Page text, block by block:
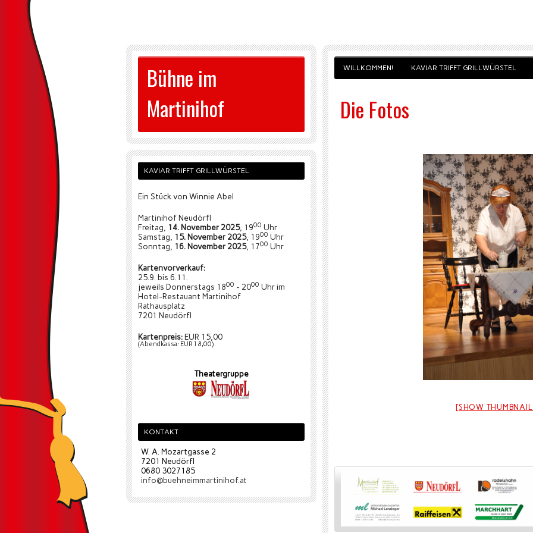
WILLKOMMEN! KAVIAR TRIFFT GRILLWÜRSTEL
Die Fotos
[SHOW
Bühne im
Martinihof
KAVIAR TRIFFT GRILLWÜRSTEL
Ein Stück von Winnie Abel
Martinihof Neudörfl
Freitag,
14. November 2025, 1900 Uhr
Samstag,
15. November 2025, 1900 Uhr
Sonntag,
16. November 2025, 1700 Uhr
Kartenvorverkauf:
25.9. bis 6.11.
jeweils Donnerstags 1800 - 2000 Uhr im
Hotel-Restauant Martinihof
Rathausplatz
7201 Neudörfl
Kartenpreis:EUR 15,00
(Abendkassa: EUR 18,00)
Theatergruppe
KONTAKT
W. A. Mozartgasse 2
7201 Neudörfl
0680 3027185
info@buehneimmartinihof.at